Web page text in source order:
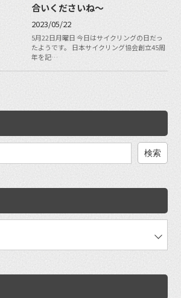
合いくださいね〜
2023/05/22
5月22日月曜日 今日はサイクリングの日だっ
たようです。 日本サイクリング協会創立45周
年を記…